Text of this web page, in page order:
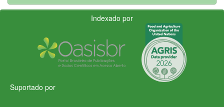
Indexado por
Suportado por